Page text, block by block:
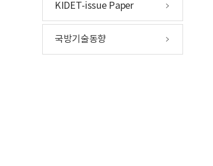
KIDET-issue Paper
국방기술동향